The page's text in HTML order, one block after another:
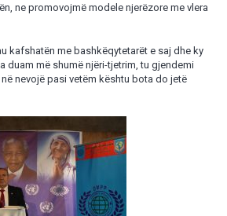
ne promovojmë modele njerëzore me vlera
kafshatën me bashkëqytetarët e saj dhe ky
duam më shumë njëri-tjetrim, tu gjendemi
nevojë pasi vetëm kështu bota do jetë